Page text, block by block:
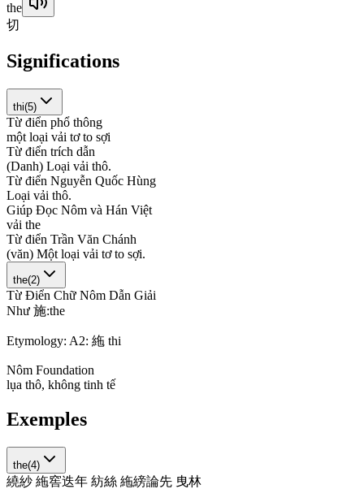
the
切
Significations
thi(5)
Từ điển phổ thông
một loại vải tơ to sợi
Từ điển trích dẫn
(Danh) Loại vải thô.
Từ điển Nguyễn Quốc Hùng
Loại vải thô.
Giúp Đọc Nôm và Hán Việt
vải the
Từ điển Trần Văn Chánh
(văn) Một loại vải tơ to sợi.
the(2)
Từ Điển Chữ Nôm Dẫn Giải
Như 施:the
Etymology: A2: 絁 thi
Nôm Foundation
lụa thô, không tinh tế
Exemples
the(4)
繞紗 絁窖迭年 紡絲 絁縍論先 曳林